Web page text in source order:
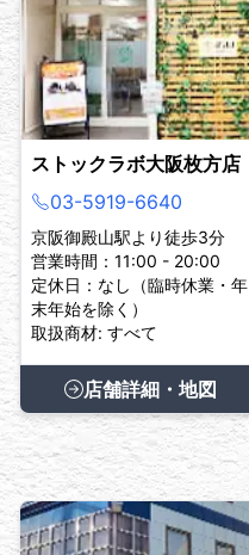
ストックラボ大阪枚方店
03-5919-6640
京阪御殿山駅より徒歩3分
営業時間：11:00 - 20:00
定休日：なし（臨時休業・年
末年始を除く）
取扱商材: すべて
店舗詳細・地図